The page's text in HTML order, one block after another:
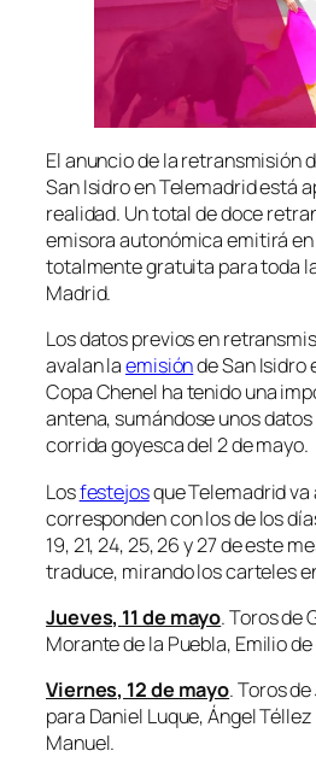
El anuncio de la retransmisión
San Isidro en Telemadrid está
realidad. Un total de doce
emisora autonómica emitirá
totalmente gratuita para toda
Madrid.
Los datos previos en
avalan laemisiónde San Isidro
Copa Chenel ha tenido una
antena, sumándose unos
corrida goyesca del 2 de mayo.
Losfestejosque Telemadrid va
corresponden con los de los días
19, 21, 24, 25, 26 y 27 de este
traduce, mirando los carteles
Jueves, 11 de mayo. Toros de
Morante de la Puebla, Emilio
Viernes, 12 de mayo. Toros
para Daniel Luque, Ángel
Manuel.